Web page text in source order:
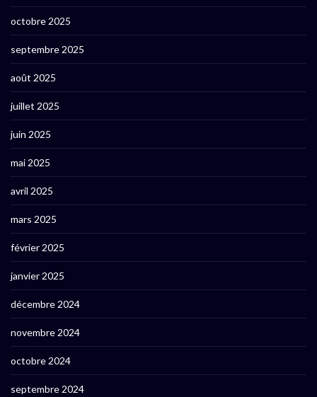
octobre 2025
septembre 2025
août 2025
juillet 2025
juin 2025
mai 2025
avril 2025
mars 2025
février 2025
janvier 2025
décembre 2024
novembre 2024
octobre 2024
septembre 2024